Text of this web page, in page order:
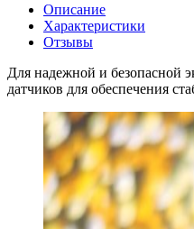
Описание
Характеристики
Отзывы
Для надежной и безопасной
датчиков для обеспечения